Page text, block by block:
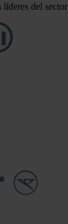
líderes del sector